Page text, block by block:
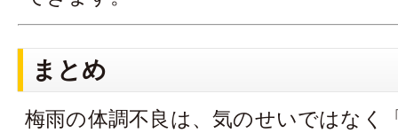
まとめ
梅雨の体調不良は、気のせいではなく